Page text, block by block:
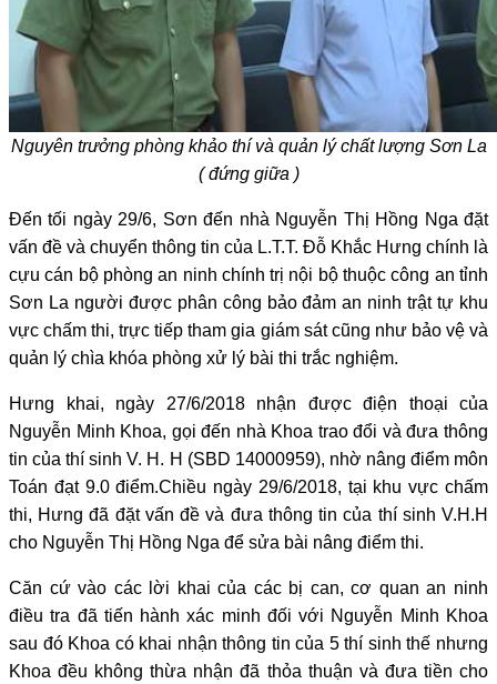
Nguyên trưởng phòng khảo thí và quản lý chất lượng Sơn La
( đứng giữa )
Đến tối ngày 29/6, Sơn đến nhà Nguyễn Thị Hồng Nga đặt
vấn đề và chuyển thông tin của L.T.T. Đỗ Khắc Hưng chính là
cựu cán bộ phòng an ninh chính trị nội bộ thuộc công an tỉnh
Sơn La người được phân công bảo đảm an ninh trật tự khu
vực chấm thi, trực tiếp tham gia giám sát cũng như bảo vệ và
quản lý chìa khóa phòng xử lý bài thi trắc nghiệm.
Hưng khai, ngày 27/6/2018 nhận được điện thoại của
Nguyễn Minh Khoa, gọi đến nhà Khoa trao đổi và đưa thông
tin của thí sinh V. H. H (SBD 14000959), nhờ nâng điểm môn
Toán đạt 9.0 điểm.Chiều ngày 29/6/2018, tại khu vực chấm
thi, Hưng đã đặt vấn đề và đưa thông tin của thí sinh V.H.H
cho Nguyễn Thị Hồng Nga để sửa bài nâng điểm thi.
Căn cứ vào các lời khai của các bị can, cơ quan an ninh
điều tra đã tiến hành xác minh đối với Nguyễn Minh Khoa
sau đó Khoa có khai nhận thông tin của 5 thí sinh thế nhưng
Khoa đều không thừa nhận đã thỏa thuận và đưa tiền cho